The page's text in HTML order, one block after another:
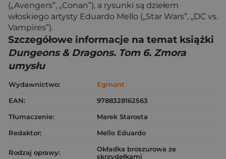
(„Avengers”, „Conan”), a rysunki są dziełem
włoskiego artysty Eduardo Mello („Star Wars”, „DC vs.
Vampires”).
Szczegółowe informacje na temat książki
Dungeons & Dragons. Tom 6. Zmora
umysłu
Wydawnictwo:
Egmont
EAN:
9788328162563
Tłumaczenie:
Marek Starosta
Redaktor:
Mello Eduardo
Rodzaj oprawy:
Okładka broszurowa ze
skrzydełkami